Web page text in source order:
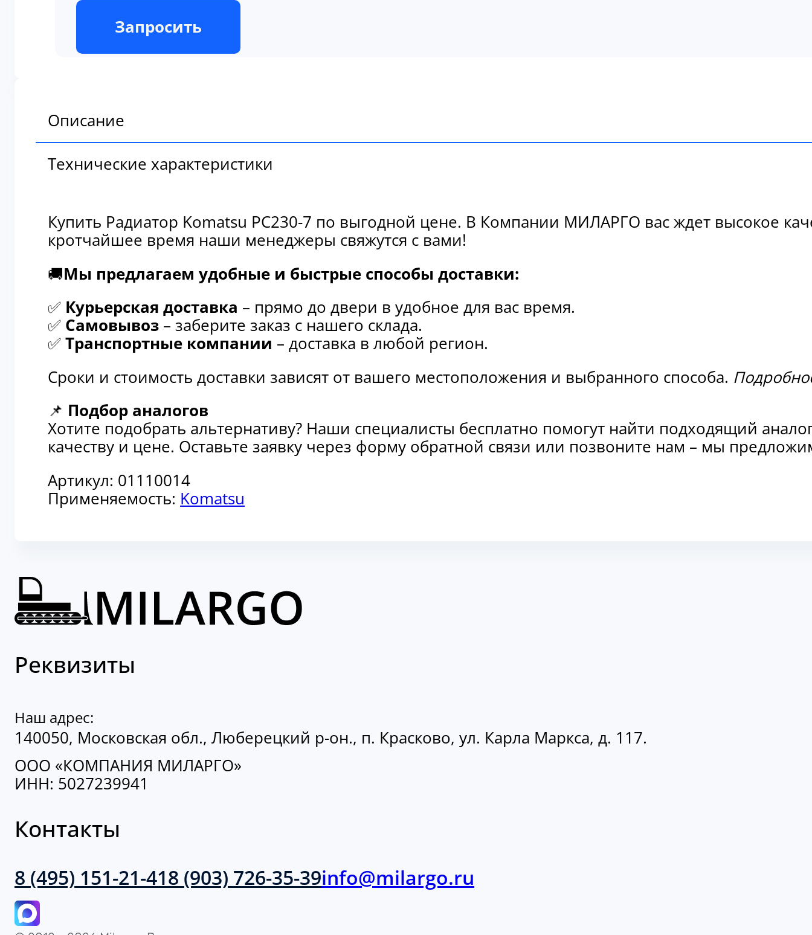
В наличии
Запросить
Описание
Технические характеристики
Купить Радиатор Komatsu PC230-7 по выгодной цене. В Компании МИЛАРГО вас ждет высокое
кротчайшее время наши менеджеры свяжутся с вами!
🚚Мы предлагаем удобные и быстрые способы доставки:
✅ Курьерская доставка – прямо до двери в удобное для вас время.
✅ Самовывоз – заберите заказ с нашего склада.
✅ Транспортные компании – доставка в любой регион.
Сроки и стоимость доставки зависят от вашего местоположения и выбранного способа.
📌 Подбор аналогов
Хотите подобрать альтернативу? Наши специалисты бесплатно помогут найти подходящий
качеству и цене. Оставьте заявку через форму обратной связи или позвоните нам – мы
Артикул: 01110014
Применяемость: Komatsu
Реквизиты
Наш адрес:
140050, Московская обл., Люберецкий р-он., п. Красково, ул. Карла Маркса, д. 117.
ООО «КОМПАНИЯ МИЛАРГО»
ИНН: 5027239941
Контакты
8 (495) 151-21-418 (903) 726-35-39info@milargo.ru